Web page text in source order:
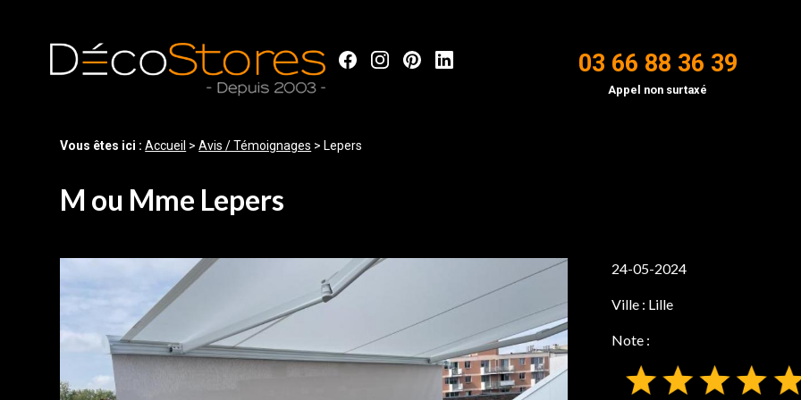
03 66 88 36 39
Appel non surtaxé
Vous êtes ici :Accueil >Avis / Témoignages > Lepers
M ou Mme Lepers
24-05-2024
Ville : Lille
Note :